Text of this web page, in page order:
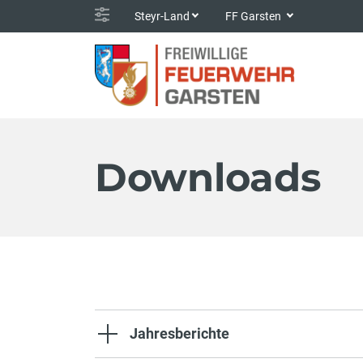
Steyr-Land FF Garsten
Downloads
Jahresberichte